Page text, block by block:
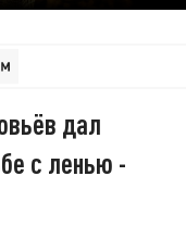
дал
с ленью -